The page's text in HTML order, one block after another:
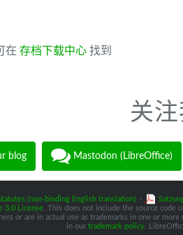
在 存档下载中心 找到
关注
blog Mastodon (LibreOffice)
(non-binding English translation) -
3.0 License . This does not include the source
or are in actual use as trademarks in one or
in our trademark policy.